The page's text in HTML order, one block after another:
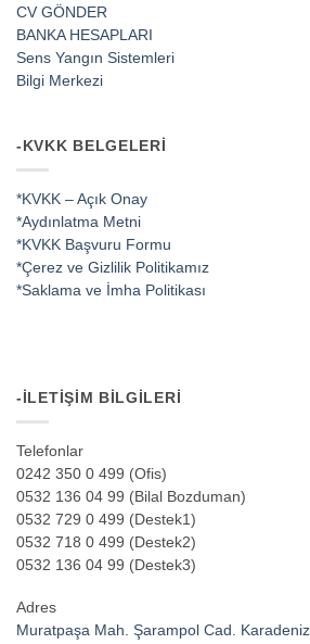
CV GÖNDER
BANKA HESAPLARI
Sens Yangın Sistemleri
Bilgi Merkezi
-KVKK BELGELERI
*KVKK – Açık Onay
*Aydınlatma Metni
*KVKK Başvuru Formu
*Çerez ve Gizlilik Politikamız
*Saklama ve İmha Politikası
-İLETIŞIM BILGILERI
Telefonlar
0242 350 0 499 (Ofis)
0532 136 04 99 (Bilal Bozduman)
0532 729 0 499 (Destek1)
0532 718 0 499 (Destek2)
0532 136 04 99 (Destek3)
Adres
Muratpaşa Mah. Şarampol Cad.